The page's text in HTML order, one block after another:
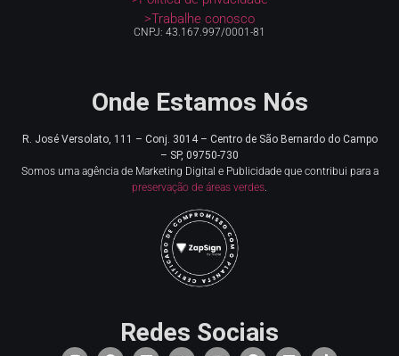
>Trabalhe conosco
CNPJ: 43.167.997/0001-81
Onde Estamos Nós
R. José Versolato, 111 – Conj. 3014 – Centro de São Bernardo do Campo
– SP, 09750-730
Somos uma agência de Marketing Digital e Publicidade que contribui para a
preservação de áreas verdes
Redes Sociais